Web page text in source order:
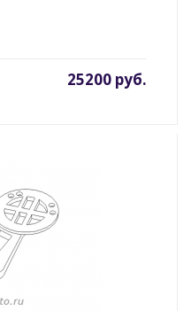
25200 руб.